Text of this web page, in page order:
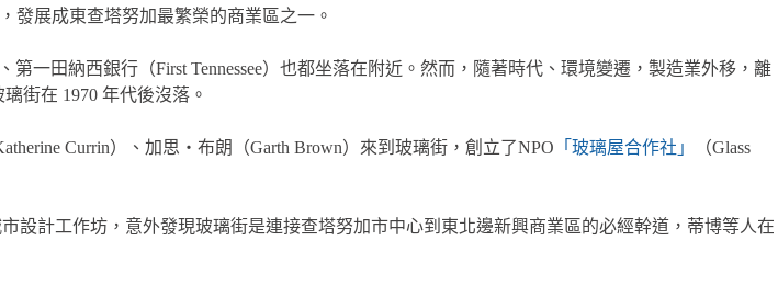
發展成東查塔努加最繁榮的商業區之一。
一田納西銀行（First Tennessee）也都坐落在附近。然而，隨著時代、環境變遷，製造業外移，離
街在 1970 年代後沒落。
Currin）、加思・布朗（Garth Brown）來到玻璃街，創立了NPO 「玻璃屋合作社」
（Glass
市設計工作坊，意外發現玻璃街是連接查塔努加市中心到東北邊新興商業區的必經幹道，蒂博等人在